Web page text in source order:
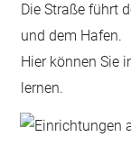
Die Straße führt
und dem Hafen.
Hier können Sie
lernen.